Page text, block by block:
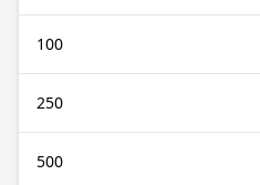
100
250
500